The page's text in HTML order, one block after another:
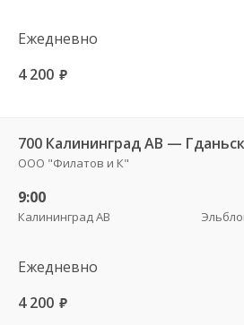
Ежедневно
4 200 руб.
ООО "Филатов и К"
9:00
Калининград АВ
Ежедневно
4 200 руб.